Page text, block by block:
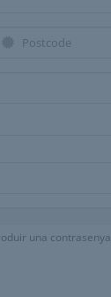
una contrasenya